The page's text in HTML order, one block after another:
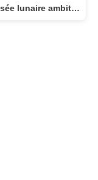
Pragmata : Capcom prépare une odyssée lunaire ambitieuse pour avril 2026